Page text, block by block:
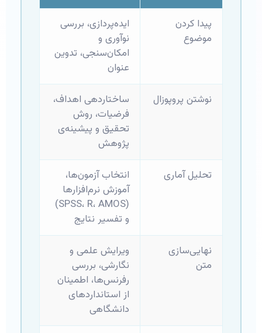
پیدا کردن
موضوع
ایده‌پردازی، بررسی
نوآوری و
امکان‌سنجی، تدوین
عنوان
نوشتن پروپوزال
ساختاردهی اهداف،
فرضیات، روش
تحقیق و پیشینه‌ی
پژوهش
تحلیل آماری
انتخاب آزمون‌ها،
آموزش نرم‌افزارها
(SPSS، R، AMOS)
و تفسیر نتایج
نهایی‌سازی
متن
ویرایش علمی و
نگارشی، بررسی
رفرنس‌ها، اطمینان
از استانداردهای
دانشگاهی